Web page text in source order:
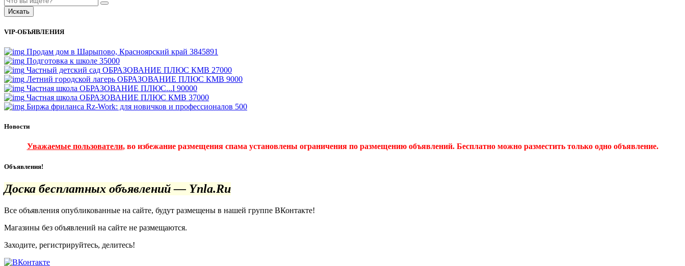
Искать
VIP-ОБЪЯВЛЕНИЯ
Продам дом в Шарыпово, Красноярский край 3845891
Подготовка к школе 35000
Частный детский сад ОБРАЗОВАНИЕ ПЛЮС КМВ 27000
Летний городской лагерь ОБРАЗОВАНИЕ ПЛЮС КМВ 9000
Частная школа ОБРАЗОВАНИЕ ПЛЮС...I 90000
Частная школа ОБРАЗОВАНИЕ ПЛЮС КМВ 37000
Биржа фриланса Rz-Work: для новичков и профессионалов 500
Новости
Уважаемые пользователи, во избежание размещения спама установлены ограничения по размещению объявлений. Бесплатно можно разместить только одно объявление.
Объявления!
Доска бесплатных объявлений — Ynla.Ru
Все объявления опубликованные на сайте, будут размещены в нашей группе ВКонтакте!
Магазины без объявлений на сайте не размещаются.
Заходите, регистрируйтесь, делитесь!